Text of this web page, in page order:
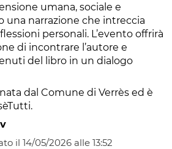
umana, sociale e
una narrazione che intreccia
personali. L’evento offrirà
di incontrare l’autore e
del libro in un dialogo
dal Comune di Verrès ed è
il 14/05/2026 alle 13:52